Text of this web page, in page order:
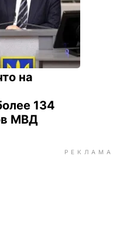
на
134
МВД
РЕКЛАМА